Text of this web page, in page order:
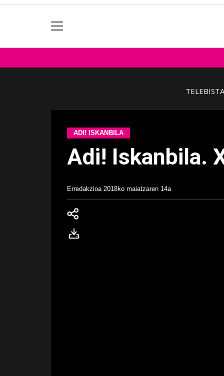
TELEBISTA
ADI! ISKANBILA
Adi! Iskanbila.
Erredakzioa 2018ko maiatzaren 14a